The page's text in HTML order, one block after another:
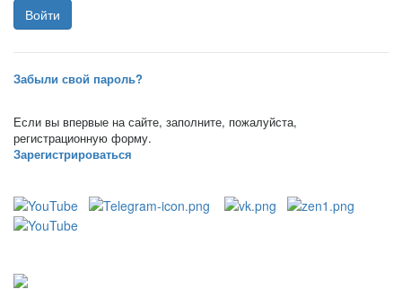
Забыли свой пароль?
Если вы впервые на сайте, заполните, пожалуйста,
регистрационную форму.
Зарегистрироваться